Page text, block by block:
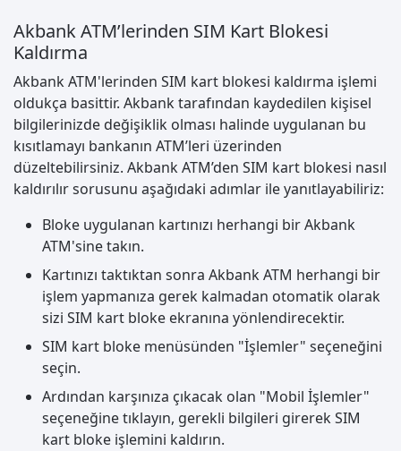
Akbank ATM’lerinden SIM Kart Blokesi
Kaldırma
Akbank ATM'lerinden SIM kart blokesi kaldırma işlemi
oldukça basittir. Akbank tarafından kaydedilen kişisel
bilgilerinizde değişiklik olması halinde uygulanan bu
kısıtlamayı bankanın ATM’leri üzerinden
düzeltebilirsiniz. Akbank ATM’den SIM kart blokesi nasıl
kaldırılır sorusunu aşağıdaki adımlar ile yanıtlayabiliriz:
Bloke uygulanan kartınızı herhangi bir Akbank
ATM'sine takın.
Kartınızı taktıktan sonra Akbank ATM herhangi bir
işlem yapmanıza gerek kalmadan otomatik olarak
sizi SIM kart bloke ekranına yönlendirecektir.
SIM kart bloke menüsünden "İşlemler" seçeneğini
seçin.
Ardından karşınıza çıkacak olan "Mobil İşlemler"
seçeneğine tıklayın, gerekli bilgileri girerek SIM
kart bloke işlemini kaldırın.